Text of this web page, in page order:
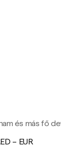
és más fő
– EUR